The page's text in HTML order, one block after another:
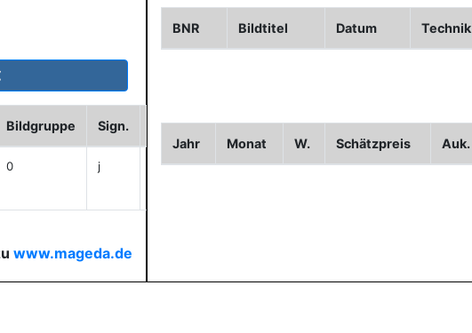
Bildgruppe Sign. cm Historie WVZ Bild2 Bild3
0 j
250x110
www.mageda.de
BNR Bildtitel Datum Technik
Jahr Monat W. Schätzpreis Auk.